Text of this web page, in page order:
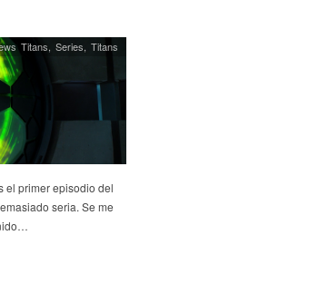
Titans,Series,Titans
el primer episodio del
seria. Se me